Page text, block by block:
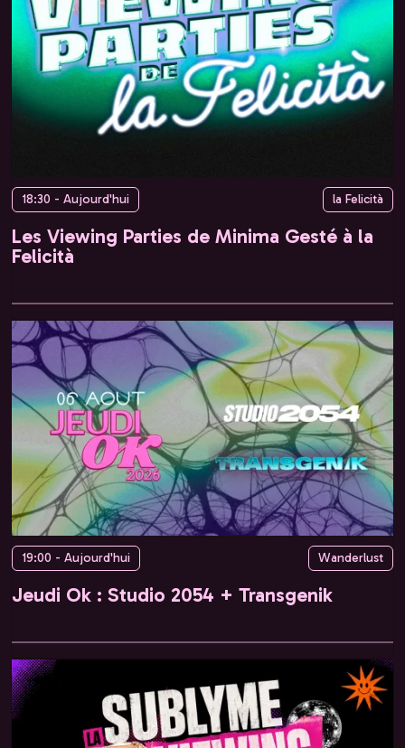
18:30 - Aujourd'hui la Felicità
Les Viewing Parties de Minima Gesté à la
Felicità
19:00 - Aujourd'hui Wanderlust
Jeudi Ok : Studio 2054 + Transgenik